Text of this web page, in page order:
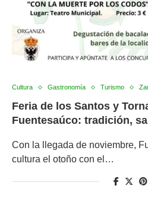
Cultura Gastronomía Turismo
Feria de los Santos y
Fuentesaúco: tradición,
Con la llegada de noviembre,
cultura el otoño con el…